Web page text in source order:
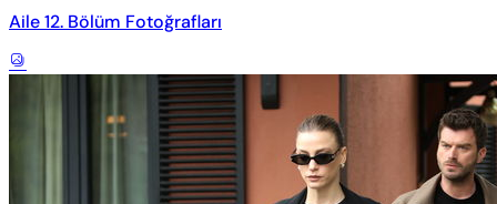
Aile 12. Bölüm Fotoğrafları